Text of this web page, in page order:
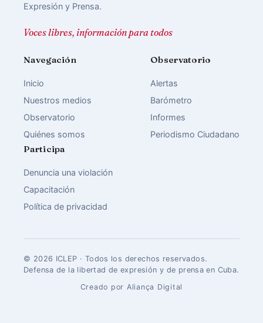
Expresión y Prensa.
Voces libres, información para todos
Navegación
Inicio
Nuestros medios
Observatorio
Quiénes somos
Observatorio
Alertas
Barómetro
Informes
Periodismo Ciudadano
Participa
Denuncia una violación
Capacitación
Política de privacidad
© 2026 ICLEP · Todos los derechos reservados.
Defensa de la libertad de expresión y de prensa en Cuba.
Creado por Aliança Digital